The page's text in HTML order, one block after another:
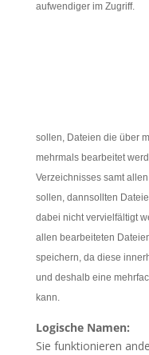
aufwendiger im Zugriff.
sollen, Dateien die über
mehrmals bearbeitet
Verzeichnisses samt
sollen, dannsollten
dabei nicht vervielfältigt
allen bearbeiteten
speichern, da diese
und deshalb eine
kann.
Logische Namen:
Sie funktionieren